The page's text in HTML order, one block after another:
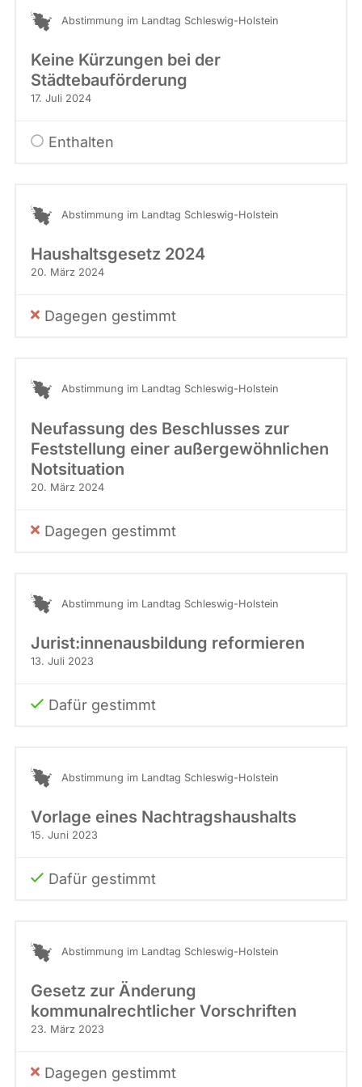
abgeordnetenwatch
werden.
Abstimmung im Landtag Schleswig-Holstein
Keine Kürzungen bei der
Städtebauförderung
17. Juli 2024
Enthalten
Abstimmung im Landtag Schleswig-Holstein
Haushaltsgesetz 2024
20. März 2024
Dagegen gestimmt
Abstimmung im Landtag Schleswig-Holstein
Neufassung des Beschlusses zur
Feststellung einer außergewöhnlichen
Notsituation
20. März 2024
Dagegen gestimmt
Abstimmung im Landtag Schleswig-Holstein
Jurist:innenausbildung reformieren
13. Juli 2023
Dafür gestimmt
Abstimmung im Landtag Schleswig-Holstein
Vorlage eines Nachtragshaushalts
15. Juni 2023
Dafür gestimmt
Abstimmung im Landtag Schleswig-Holstein
Gesetz zur Änderung
kommunalrechtlicher Vorschriften
23. März 2023
Dagegen gestimmt